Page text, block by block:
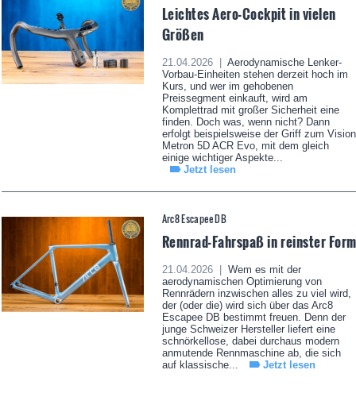
Leichtes Aero-Cockpit in vielen
Größen
21.04.2026 |
Aerodynamische Lenker-
Vorbau-Einheiten stehen derzeit hoch im
Kurs, und wer im gehobenen
Preissegment einkauft, wird am
Komplettrad mit großer Sicherheit eine
finden. Doch was, wenn nicht? Dann
erfolgt beispielsweise der Griff zum Vision
Metron 5D ACR Evo, mit dem gleich
einige wichtiger Aspekte...
Jetzt lesen
Arc8 Escapee DB
Rennrad-Fahrspaß in reinster Form
21.04.2026 |
Wem es mit der
aerodynamischen Optimierung von
Rennrädern inzwischen alles zu viel wird,
der (oder die) wird sich über das Arc8
Escapee DB bestimmt freuen. Denn der
junge Schweizer Hersteller liefert eine
schnörkellose, dabei durchaus modern
anmutende Rennmaschine ab, die sich
auf klassische...
Jetzt lesen